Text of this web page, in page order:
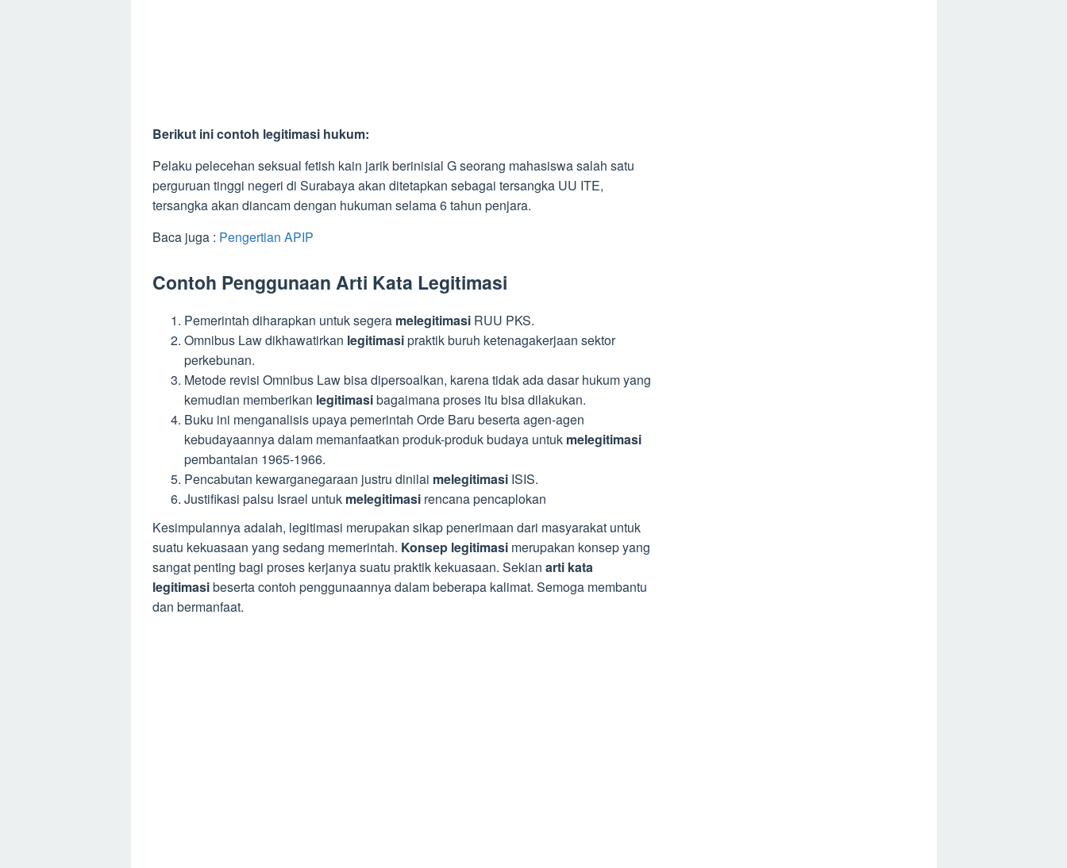
Berikut ini contoh legitimasi hukum:
Pelaku pelecehan seksual fetish kain jarik berinisial G seorang mahasiswa salah satu
perguruan tinggi negeri di Surabaya akan ditetapkan sebagai tersangka UU ITE,
tersangka akan diancam dengan hukuman selama 6 tahun penjara.
Baca juga : Pengertian APIP
Contoh Penggunaan Arti Kata Legitimasi
Pemerintah diharapkan untuk segera melegitimasi RUU PKS.
Omnibus Law dikhawatirkan legitimasipraktik buruh ketenagakerjaan sektor
perkebunan.
Metode revisi Omnibus Law bisa dipersoalkan, karena tidak ada dasar hukum yang
kemudian memberikan legitimasibagaimana proses itu bisa dilakukan.
Buku ini menganalisis upaya pemerintah Orde Baru beserta agen-agen
kebudayaannya dalam memanfaatkan produk-produk budaya untuk melegitimasi
pembantaian 1965-1966.
Pencabutan kewarganegaraan justru dinilai melegitimasi ISIS.
Justifikasi palsu Israel untuk melegitimasi rencana pencaplokan
Kesimpulannya adalah, legitimasi merupakan sikap penerimaan dari masyarakat untuk
suatu kekuasaan yang sedang memerintah. Konsep legitimasi merupakan konsep yang
sangat penting bagi proses kerjanya suatu praktik kekuasaan. Sekian arti kata
legitimasibeserta contoh penggunaannya dalam beberapa kalimat. Semoga membantu
dan bermanfaat.